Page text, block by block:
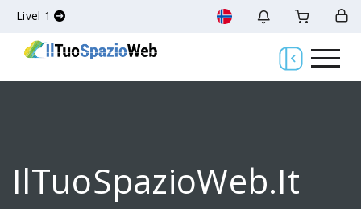
Livel 1
IlTuoSpazioWeb.it